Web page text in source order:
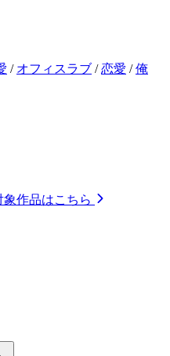
/ オフィスラブ /恋愛 /俺
象作品はこちら